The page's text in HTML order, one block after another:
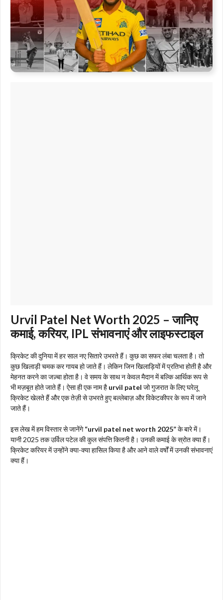
Urvil Patel Net Worth 2025 – जानिए
कमाई, करियर, IPL संभावनाएं और लाइफस्टाइल
क्रिकेट की दुनिया में हर साल नए सितारे उभरते हैं। कुछ का सफर लंबा चलता है। तो
कुछ खिलाड़ी चमक कर गायब हो जाते हैं। लेकिन जिन खिलाड़ियों में प्रतिभा होती है और
मेहनत करने का जज़्बा होता है। वे समय के साथ न केवल मैदान में बल्कि आर्थिक रूप से
भी मज़बूत होते जाते हैं। ऐसा ही एक नाम है urvil patel जो गुजरात के लिए घरेलू
क्रिकेट खेलते हैं और एक तेज़ी से उभरते हुए बल्लेबाज़ और विकेटकीपर के रूप में जाने
जाते हैं।
इस लेख में हम विस्तार से जानेंगे“urvil patel net worth 2025”के बारे में।
यानी 2025 तक उर्विल पटेल की कुल संपत्ति कितनी है। उनकी कमाई के स्रोत क्या हैं।
क्रिकेट करियर में उन्होंने क्या-क्या हासिल किया है और आने वाले वर्षों में उनकी संभावनाएं
क्या हैं।